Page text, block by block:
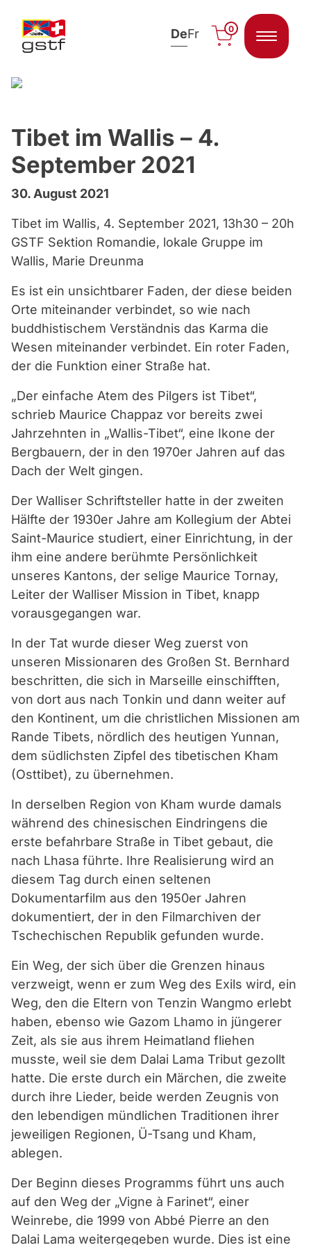
Zum Inhalt springen
DeFr 0
Tibet im Wallis – 4.
September 2021
30. August 2021
Tibet im Wallis, 4. September 2021, 13h30 – 20h
GSTF Sektion Romandie, lokale Gruppe im
Wallis, Marie Dreunma
Es ist ein unsichtbarer Faden, der diese beiden
Orte miteinander verbindet, so wie nach
buddhistischem Verständnis das Karma die
Wesen miteinander verbindet. Ein roter Faden,
der die Funktion einer Straße hat.
„Der einfache Atem des Pilgers ist Tibet“,
schrieb Maurice Chappaz vor bereits zwei
Jahrzehnten in „Wallis-Tibet“, eine Ikone der
Bergbauern, der in den 1970er Jahren auf das
Dach der Welt gingen.
Der Walliser Schriftsteller hatte in der zweiten
Hälfte der 1930er Jahre am Kollegium der Abtei
Saint-Maurice studiert, einer Einrichtung, in der
ihm eine andere berühmte Persönlichkeit
unseres Kantons, der selige Maurice Tornay,
Leiter der Walliser Mission in Tibet, knapp
vorausgegangen war.
In der Tat wurde dieser Weg zuerst von
unseren Missionaren des Großen St. Bernhard
beschritten, die sich in Marseille einschifften,
von dort aus nach Tonkin und dann weiter auf
den Kontinent, um die christlichen Missionen am
Rande Tibets, nördlich des heutigen Yunnan,
dem südlichsten Zipfel des tibetischen Kham
(Osttibet), zu übernehmen.
In derselben Region von Kham wurde damals
während des chinesischen Eindringens die
erste befahrbare Straße in Tibet gebaut, die
nach Lhasa führte. Ihre Realisierung wird an
diesem Tag durch einen seltenen
Dokumentarfilm aus den 1950er Jahren
dokumentiert, der in den Filmarchiven der
Tschechischen Republik gefunden wurde.
Ein Weg, der sich über die Grenzen hinaus
verzweigt, wenn er zum Weg des Exils wird, ein
Weg, den die Eltern von Tenzin Wangmo erlebt
haben, ebenso wie Gazom Lhamo in jüngerer
Zeit, als sie aus ihrem Heimatland fliehen
musste, weil sie dem Dalai Lama Tribut gezollt
hatte. Die erste durch ein Märchen, die zweite
durch ihre Lieder, beide werden Zeugnis von
den lebendigen mündlichen Traditionen ihrer
jeweiligen Regionen, Ü-Tsang und Kham,
ablegen.
Der Beginn dieses Programms führt uns auch
auf den Weg der „Vigne à Farinet“, einer
Weinrebe, die 1999 von Abbé Pierre an den
Dalai Lama weitergegeben wurde. Dies ist eine